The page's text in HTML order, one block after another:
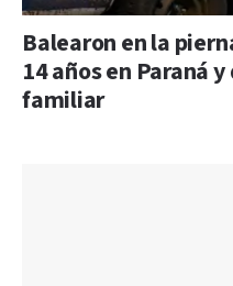
Balearon en la
14 años en Paraná
familiar